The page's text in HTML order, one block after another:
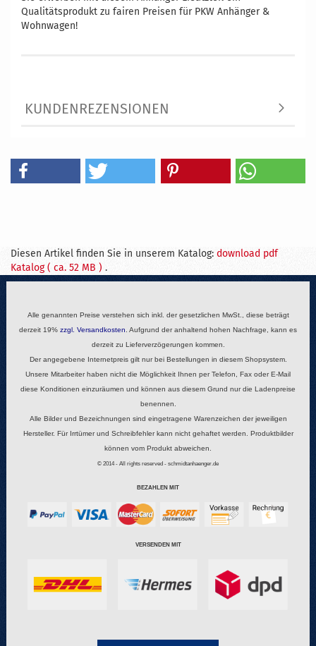
Qualitätsprodukt zu fairen Preisen für PKW Anhänger &
Wohnwagen!
KUNDENREZENSIONEN
Diesen Artikel finden Sie in unserem Katalog: download pdf
Katalog ( ca. 52 MB ) .
Alle genannten Preise verstehen sich inkl. der gesetzlichen MwSt., diese beträgt
derzeit 19% zzgl. Versandkosten . Aufgrund der anhaltend hohen Nachfrage, kann es
derzeit zu Lieferverzögerungen kommen.
Der angegebene Internetpreis gilt nur bei Bestellungen in diesem Shopsystem.
Unsere Mitarbeiter haben nicht die Möglichkeit Ihnen per Telefon, Fax oder E-Mail
diese Konditionen einzuräumen und können aus diesem Grund nur die Ladenpreise
benennen.
Alle Bilder und Bezeichnungen sind eingetragene Warenzeichen der jeweiligen
Hersteller. Für Irrtümer und Schreibfehler kann nicht gehaftet werden. Produktbilder
können vom Produkt abweichen.
© 2014 - All rights reserved - schmidtanhaenger.de
BEZAHLEN MIT
VERSENDEN MIT